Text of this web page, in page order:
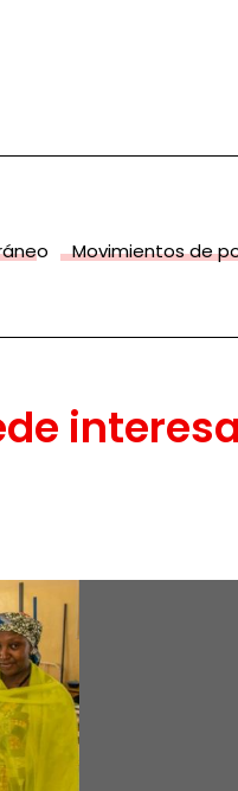
Movimientos de